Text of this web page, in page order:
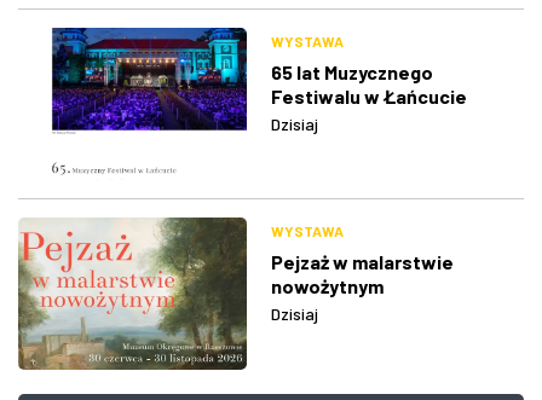
WYSTAWA
65 lat Muzycznego
Festiwalu w Łańcucie
Dzisiaj
WYSTAWA
Pejzaż w malarstwie
nowożytnym
Dzisiaj